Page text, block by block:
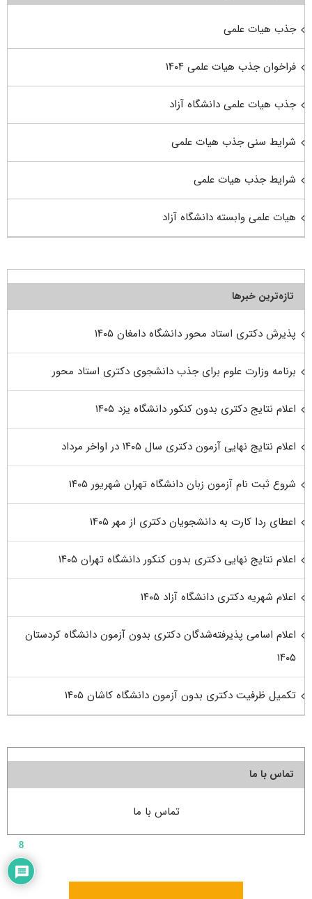
جذب هیات علمی
فراخوان جذب هیات علمی ۱۴۰۴
جذب هیات علمی دانشگاه آزاد
شرایط سنی جذب هیات علمی
شرایط جذب هیات علمی
هیات علمی وابسته دانشگاه آزاد
تازه‌ترین خبرها
پذیرش دکتری استاد محور دانشگاه دامغان ۱۴۰۵
برنامه وزارت علوم برای جذب دانشجوی دکتری استاد محور
اعلام نتایج دکتری بدون کنکور دانشگاه یزد ۱۴۰۵
اعلام نتایج نهایی آزمون دکتری سال ۱۴۰۵ در اواخر مرداد
شروع ثبت نام آزمون زبان دانشگاه تهران شهریور ۱۴۰۵
اعطای ردا کارت به دانشجویان دکتری از مهر ۱۴۰۵
اعلام نتایج نهایی دکتری بدون کنکور دانشگاه تهران ۱۴۰۵
اعلام شهریه دکتری دانشگاه آزاد ۱۴۰۵
اعلام اسامی پذیرفته‌شدگان دکتری بدون آزمون دانشگاه کردستان
۱۴۰۵
تکمیل ظرفیت دکتری بدون آزمون دانشگاه کاشان ۱۴۰۵
تماس با ما
تماس با ما
8